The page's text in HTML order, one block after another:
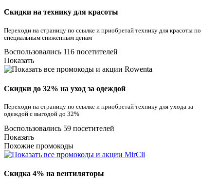
Скидки на технику для красоты
Переходи на страницу по ссылке и приобретай технику для красоты по
специальным сниженным ценам
Воспользовались 116 посетителей
Показать
Скидки до 32% на уход за одеждой
Переходи на страницу по ссылке и приобретай технику для ухода за
одеждой с выгодой до 32%
Воспользовались 59 посетителей
Показать
Похожие промокоды
Скидка 4% на вентиляторы